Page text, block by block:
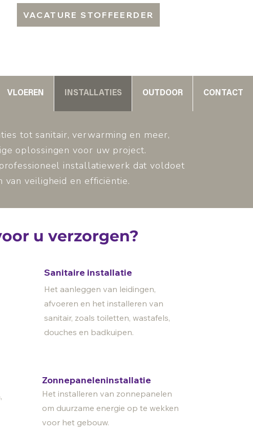
VACATURE STOFFEERDER
VLOEREN INSTALLATIES OUTDOOR CONTACT
tot sanitair, verwarming en meer,
oplossingen voor uw project.
installatiewerk dat voldoet
van veiligheid en efficiëntie.
u verzorgen?
Sanitaire installatie
Het aanleggen van leidingen,
afvoeren en het installeren van
sanitair, zoals toiletten, wastafels,
douches en badkuipen.
Zonnepaneleninstallatie
Het installeren van zonnepanelen
om duurzame energie op te wekken
voor het gebouw.